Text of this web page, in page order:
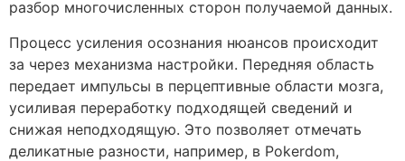
разбор многочисленных сторон получаемой данных.
Процесс усиления осознания нюансов происходит
за через механизма настройки. Передняя область
передает импульсы в перцептивные области мозга,
усиливая переработку подходящей сведений и
снижая неподходящую. Это позволяет отмечать
деликатные разности, например, в Pokerdom,